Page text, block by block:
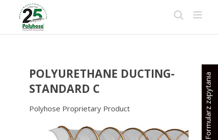
content
POLYURETHANE DUCTING-
STANDARD C
Polyhose Proprietary Product Formularz zapytania